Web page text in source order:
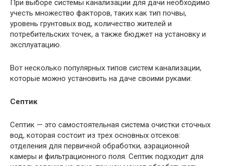
При выборе системы канализации для дачи необходимо
учесть множество факторов, таких как тип почвы,
уровень грунтовых вод, количество жителей и
потребительских точек, а также бюджет на установку и
эксплуатацию.
Вот несколько популярных типов систем канализации,
которые можно установить на даче своими руками:
Септик
Септик — это самостоятельная система очистки сточных
вод, которая состоит из трех основных отсеков:
отделения для первичной обработки, аэрационной
камеры и фильтрационного поля. Септик подходит для